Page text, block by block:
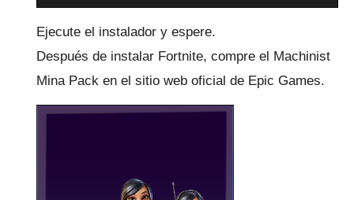
Ejecute el instalador y espere.
Después de instalar Fortnite, compre el Machinist
Mina Pack en el sitio web oficial de Epic Games.